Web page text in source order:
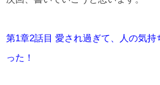
第1章2話目 愛され過ぎて、人の気
った！